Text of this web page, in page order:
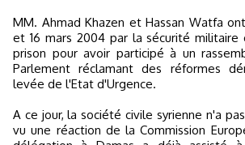
MM. Ahmad Khazen et Hassan Watfa
et 16 mars 2004 par la sécurité militaire
prison pour avoir participé à un
Parlement réclamant des réformes
levée de l'Etat d'Urgence.
A ce jour, la société civile syrienne n'a
vu une réaction de la Commission